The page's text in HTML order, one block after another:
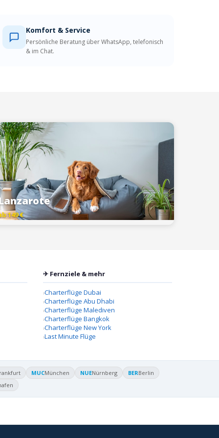
Komfort & Service
Persönliche Beratung über WhatsApp, telefonisch
& im Chat.
149 €
✈ Fernziele & mehr
Charterflüge Dubai
Charterflüge Abu Dhabi
Charterflüge Malediven
Charterflüge Bangkok
Charterflüge New York
Last Minute Flüge
MUCMünchen NUENürnberg BERBerlin